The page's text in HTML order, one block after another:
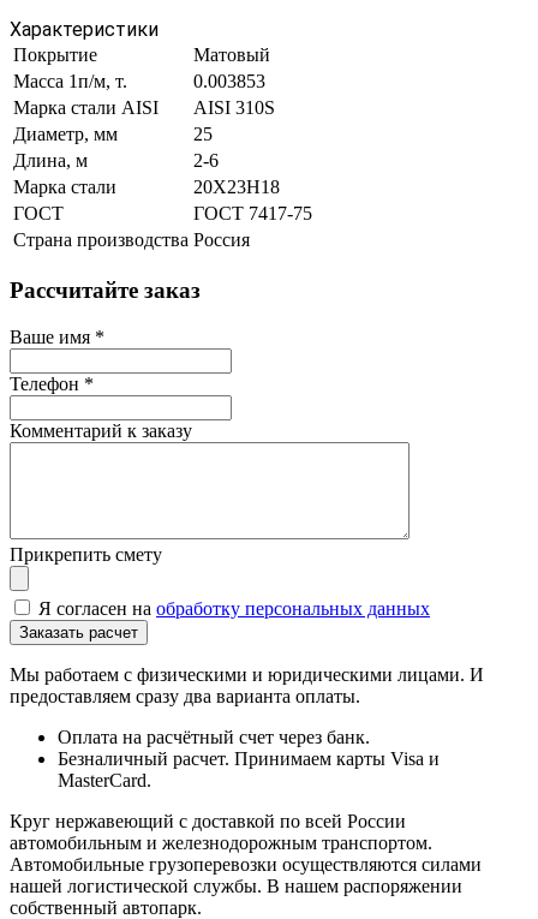
Характеристики
Покрытие
Матовый
Масса 1п/м, т.
0.003853
Марка стали AISI
AISI 310S
Диаметр, мм
25
Длина, м
2-6
Марка стали
20Х23Н18
ГОСТ
ГОСТ 7417-75
Страна производства Россия
Рассчитайте заказ
Ваше имя *
Телефон *
Комментарий к заказу
Прикрепить смету
Я согласен на обработку персональных данных
Мы работаем с физическими и юридическими лицами. И
предоставляем сразу два варианта оплаты.
Оплата на расчётный счет через банк.
Безналичный расчет. Принимаем карты Visa и
MasterCard.
Круг нержавеющий с доставкой по всей России
автомобильным и железнодорожным транспортом.
Автомобильные грузоперевозки осуществляются силами
нашей логистической службы. В нашем распоряжении
собственный автопарк.